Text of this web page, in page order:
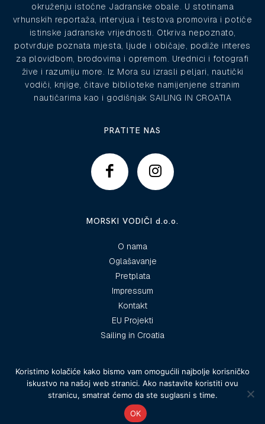
okruženju istočne Jadranske obale. U stotinama
vrhunskih reportaža, intervjua i testova promovira i potiče
istinske jadranske vrijednosti. Otkriva nepoznato,
potvrđuje poznata mjesta, ljude i običaje, podiže interes
za plovidbom, brodovima i opremom. Urednici i fotografi
žive i razumiju more. Iz Mora su izrasli peljari, nautički
vodiči, knjige, čitave biblioteke namijenjene stranim
nautičarima kao i godišnjak SAILING IN CROATIA
PRATITE NAS
MORSKI VODIČI d.o.o.
O nama
Oglašavanje
Pretplata
Impressum
Kontakt
EU Projekti
Sailing in Croatia
© 2025 Morski vodiči
Koristimo kolačiće kako bismo vam omogućili najbolje korisničko
iskustvo na našoj web stranici. Ako nastavite koristiti ovu
stranicu, smatrat ćemo da ste suglasni s time.
OK